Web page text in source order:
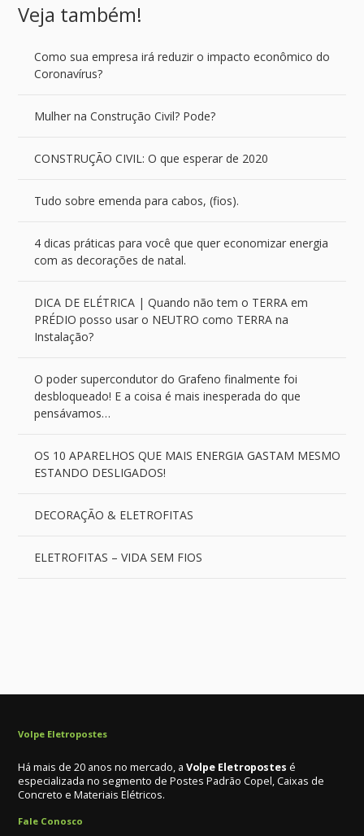
Veja também!
Como sua empresa irá reduzir o impacto econômico do
Coronavírus?
Mulher na Construção Civil? Pode?
CONSTRUÇÃO CIVIL: O que esperar de 2020
Tudo sobre emenda para cabos, (fios).
4 dicas práticas para você que quer economizar energia
com as decorações de natal.
DICA DE ELÉTRICA | Quando não tem o TERRA em
PRÉDIO posso usar o NEUTRO como TERRA na
Instalação?
O poder supercondutor do Grafeno finalmente foi
desbloqueado! E a coisa é mais inesperada do que
pensávamos…
OS 10 APARELHOS QUE MAIS ENERGIA GASTAM MESMO
ESTANDO DESLIGADOS!
DECORAÇÃO & ELETROFITAS
ELETROFITAS – VIDA SEM FIOS
Volpe Eletropostes
Há mais de 20 anos no mercado, aVolpe Eletropostes é
especializada no segmento de Postes Padrão Copel, Caixas de
Concreto e Materiais Elétricos.
Fale Conosco